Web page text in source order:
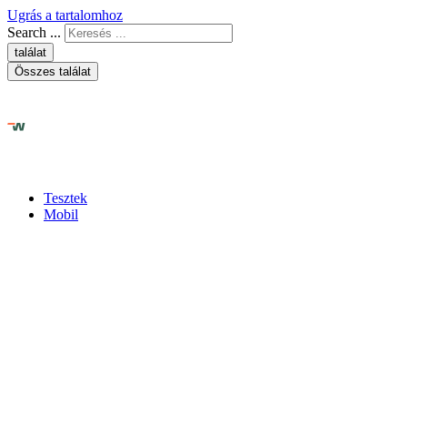
Ugrás a tartalomhoz
Search ...
találat
Összes találat
Tesztek
Mobil